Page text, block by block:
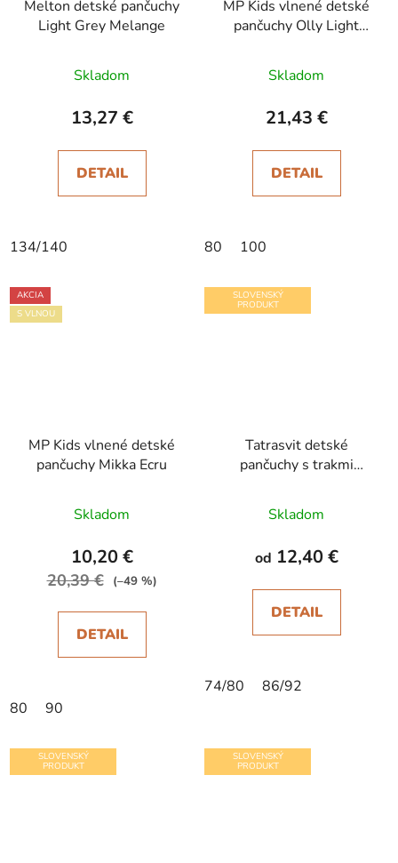
Melton detské pančuchy
Light Grey Melange
Skladom
13,27 €
DETAIL
134/140
MP Kids vlnené detské
pančuchy Olly Light
Skladom
21,43 €
DETAIL
80 100
AKCIA
S VLNOU
MP Kids vlnené detské
pančuchy Mikka Ecru
Skladom
10,20 €
20,39 € (–49 %)
DETAIL
80 90
SLOVENSKÝ
PRODUKT
Tatrasvit detské
pančuchy s trakmi
Skladom
od 12,40 €
DETAIL
74/80 86/92
SLOVENSKÝ
PRODUKT
SLOVENSKÝ
PRODUKT